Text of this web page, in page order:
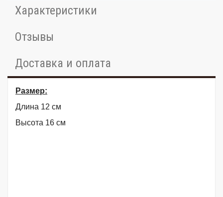
Характеристики
Отзывы
Доставка и оплата
Размер:
Длина 12 см
Высота 16 см